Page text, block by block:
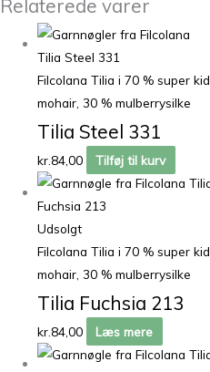
Relaterede varer
Filcolana Tilia i 70 % super kid
mohair, 30 % mulberrysilke
Tilia Steel 331
kr.84,00 Tilføj til kurv
Udsolgt
Filcolana Tilia i 70 % super kid
mohair, 30 % mulberrysilke
Tilia Fuchsia 213
kr.84,00 Læs mere